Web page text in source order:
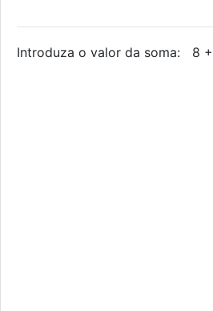
Introduza o valor da soma: 8